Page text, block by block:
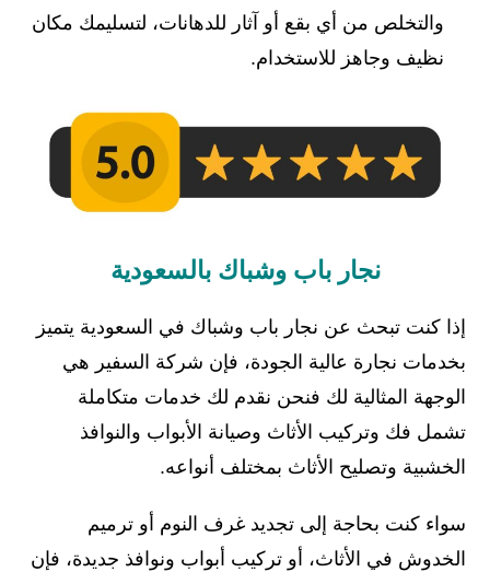
والتخلص من أي بقع أو آثار للدهانات، لتسليمك مكان
نظيف وجاهز للاستخدام.
نجار باب وشباك بالسعودية
إذا كنت تبحث عن نجار باب وشباك في السعودية يتميز
بخدمات نجارة عالية الجودة، فإن شركة السفير هي
الوجهة المثالية لك فنحن نقدم لك خدمات متكاملة
تشمل فك وتركيب الأثاث وصيانة الأبواب والنوافذ
الخشبية وتصليح الأثاث بمختلف أنواعه.
سواء كنت بحاجة إلى تجديد غرف النوم أو ترميم
الخدوش في الأثاث، أو تركيب أبواب ونوافذ جديدة، فإن